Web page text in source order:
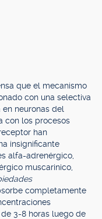
que el mecanismo
con una selectiva
neuronas del
con los procesos
han
insignificante
alfa-adrenérgico,
muscarinico,
completamente
3-8 horas luego de